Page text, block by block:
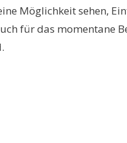
Möglichkeit sehen,
für das momentane